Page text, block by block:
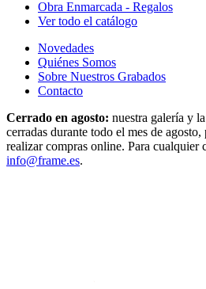
Obra Enmarcada - Regalos
Ver todo el catálogo
Novedades
Quiénes Somos
Sobre Nuestros Grabados
Contacto
Cerrado en agosto: nuestra galería y
cerradas durante todo el mes de
realizar compras online. Para cualquier
info@frame.es.